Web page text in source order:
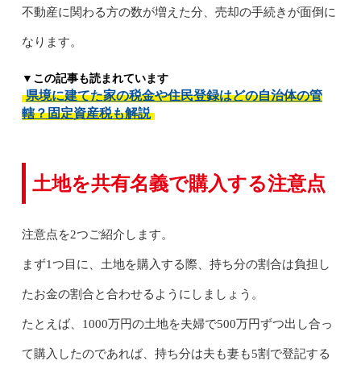
不動産に関わる方の数が増えた分、売却の手続きが面倒に
なります。
▼この記事も読まれています
県境に建てた家の税金や住民登録はどの自治体の管
轄？固定資産税も解説
土地を共有名義で購入する注意点
注意点を2つご紹介します。
まず1つ目に、土地を購入する際、持ち分の割合は負担し
たお金の割合と合わせるようにしましょう。
たとえば、1000万円の土地を夫婦で500万円ずつ出し合っ
て購入したのであれば、持ち分は夫も妻も5割で登記する